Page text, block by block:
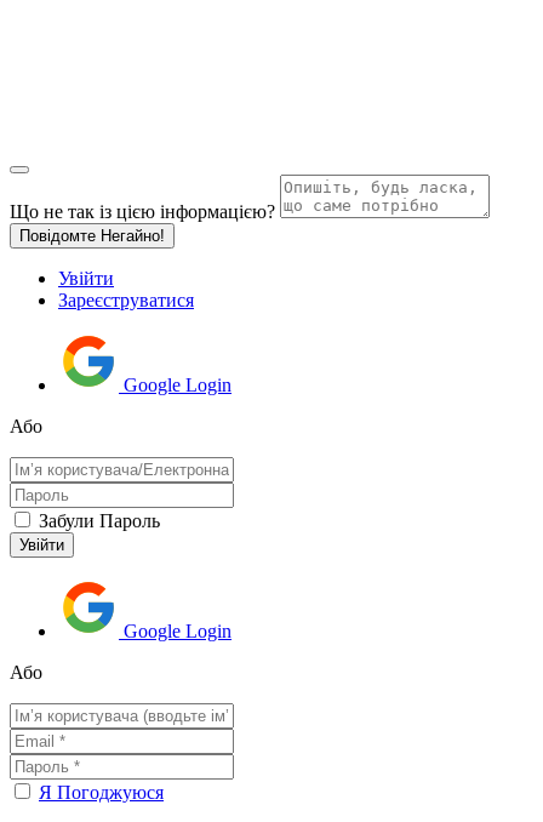
Що не так із цією інформацією?
Повідомте Негайно!
Увійти
Зареєструватися
Google Login
Або
Забули Пароль
Google Login
Або
Я Погоджуюся